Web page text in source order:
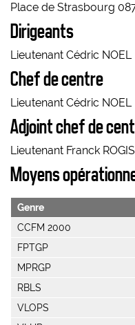
Place de Strasbourg
Dirigeants
Lieutenant Cédric NOEL
Chef de centre
Lieutenant Cédric NOEL
Adjoint chef de
Lieutenant Franck
Moyens
Genre
CCFM 2000
FPTGP
MPRGP
RBLS
VLOPS